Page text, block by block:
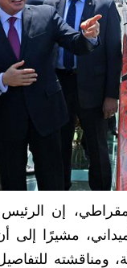
إن
مشيرًا
ومناقشته